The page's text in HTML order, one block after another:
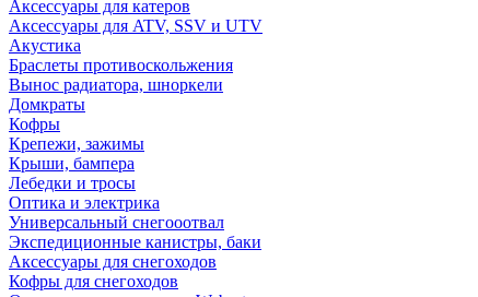
Аксессуары для катеров
Аксессуары для ATV, SSV и UTV
Акустика
Браслеты противоскольжения
Вынос радиатора, шноркели
Домкраты
Кофры
Крепежи, зажимы
Крыши, бампера
Лебедки и тросы
Оптика и электрика
Универсальный снегооотвал
Экспедиционные канистры, баки
Аксессуары для снегоходов
Кофры для снегоходов